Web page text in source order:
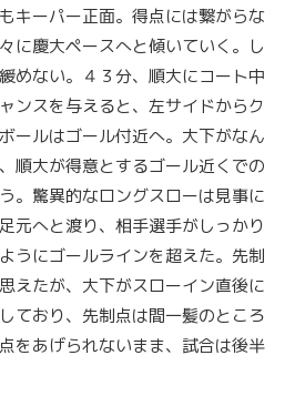
キーパー正面。得点には繋がらな
に慶大ペースへと傾いていく。し
めない。４３分、順大にコート中
ンスを与えると、左サイドからク
ールはゴール付近へ。大下がなん
順大が得意とするゴール近くでの
。驚異的なロングスローは見事に
元へと渡り、相手選手がしっかり
うにゴールラインを超えた。先制
えたが、大下がスローイン直後に
ており、先制点は間一髪のところ
をあげられないまま、試合は後半